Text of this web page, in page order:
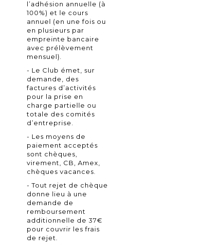
l’adhésion annuelle (à
100%) et le cours
annuel (en une fois ou
en plusieurs par
empreinte bancaire
avec prélèvement
mensuel).
- Le Club émet, sur
demande, des
factures d’activités
pour la prise en
charge partielle ou
totale des comités
d’entreprise.
- Les moyens de
paiement acceptés
sont chèques,
virement, CB, Amex,
chèques vacances.
- Tout rejet de chèque
donne lieu à une
demande de
remboursement
additionnelle de 37€
pour couvrir les frais
de rejet.